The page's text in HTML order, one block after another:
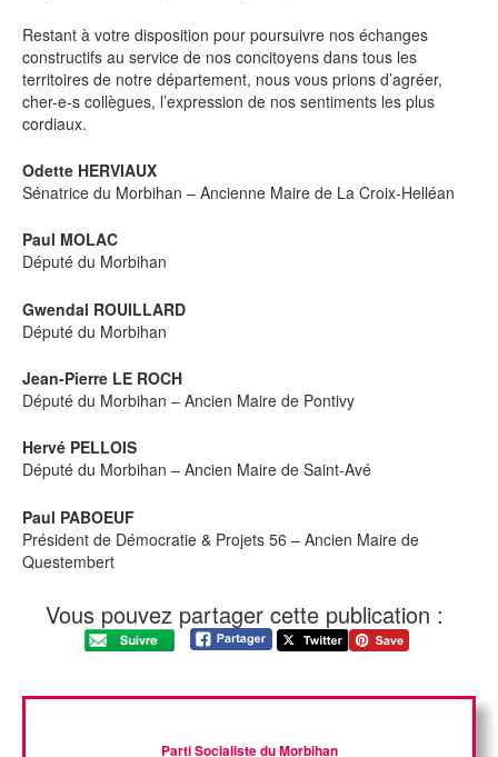
Restant à votre disposition pour poursuivre nos échanges
constructifs au service de nos concitoyens dans tous les
territoires de notre département, nous vous prions d’agréer,
cher-e-s collègues, l’expression de nos sentiments les plus
cordiaux.
Odette HERVIAUX
Sénatrice du Morbihan – Ancienne Maire de La Croix-Helléan
Paul MOLAC
Député du Morbihan
Gwendal ROUILLARD
Député du Morbihan
Jean-Pierre LE ROCH
Député du Morbihan – Ancien Maire de Pontivy
Hervé PELLOIS
Député du Morbihan – Ancien Maire de Saint-Avé
Paul PABOEUF
Président de Démocratie & Projets 56 – Ancien Maire de
Questembert
Vous pouvez partager cette publication :
Parti Socialiste du Morbihan